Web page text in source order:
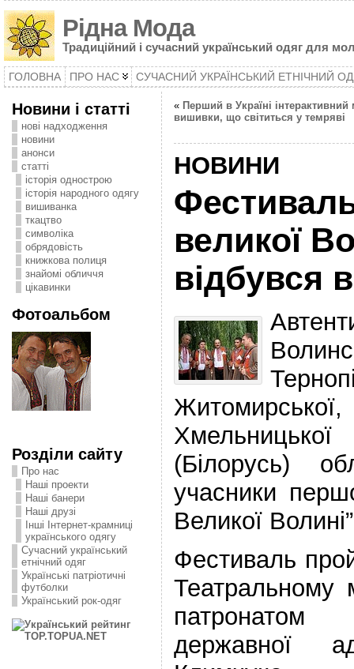
Рідна Мода
Традиційний і сучасний український одяг для
ГОЛОВНА ПРО НАС СУЧАСНИЙ УКРАЇНСЬКИЙ ЕТНІЧНИЙ
Новини і статті
нові надходження
новини
анонси
статті
історія однострою
історія народного одягу
вишиванка
ткацтво
символіка
oбрядовість
книжкова полиця
знайомі обличчя
цікавинки
Фотоальбом
Розділи сайту
Про нас
Наші проекти
Наші банери
Наші друзі
Інші Інтернет-крамниці
українського одягу
Сучасний український
етнічний одяг
Українські патріотичні
футболки
Український рок-одяг
« Перший в Україні інтерактивний
вишивки, що світиться у темряві
НОВИНИ
великої
відбувся
(Білорусь)
учасники
Великої
Фестиваль
Театральному
державної